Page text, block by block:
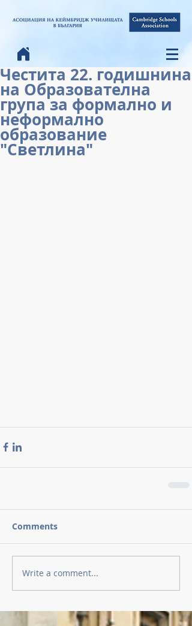
Честита 22. годишнина
на Образователна
група за формално и
неформално
образование
"Светлина"
Comments
Write a comment...